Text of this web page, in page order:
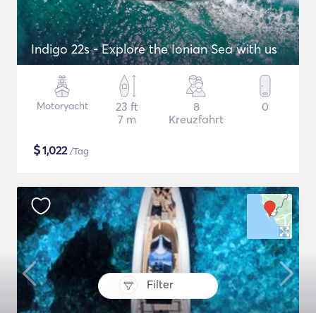
Filter
Indigo 22s - Explore the Ionian Sea with us
Motoryacht
23 ft
7 m
8
Kreuzfahrt
0
$1,022/Tag